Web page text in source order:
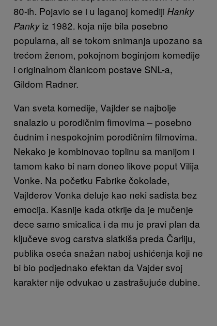
80-ih. Pojavio se i u laganoj komediji Hanky
Panky iz 1982. koja nije bila posebno
popularna, ali se tokom snimanja upozano sa
trećom ženom, pokojnom boginjom komedije
i originalnom članicom postave SNL-a,
Gildom Radner.
Van sveta komedije, Vajlder se najbolje
snalazio u porodičnim fimovima – posebno
čudnim i nespokojnim porodičnim filmovima.
Nekako je kombinovao toplinu sa manijom i
tamom kako bi nam doneo likove poput Vilija
Vonke. Na početku Fabrike čokolade,
Vajlderov Vonka deluje kao neki sadista bez
emocija. Kasnije kada otkrije da je mučenje
dece samo smicalica i da mu je pravi plan da
ključeve svog carstva slatkiša preda Čarliju,
publika oseća snažan naboj ushićenja koji ne
bi bio podjednako efektan da Vajder svoj
karakter nije odvukao u zastrašujuće dubine.